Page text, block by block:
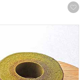
ーヘン6個入り(プレ